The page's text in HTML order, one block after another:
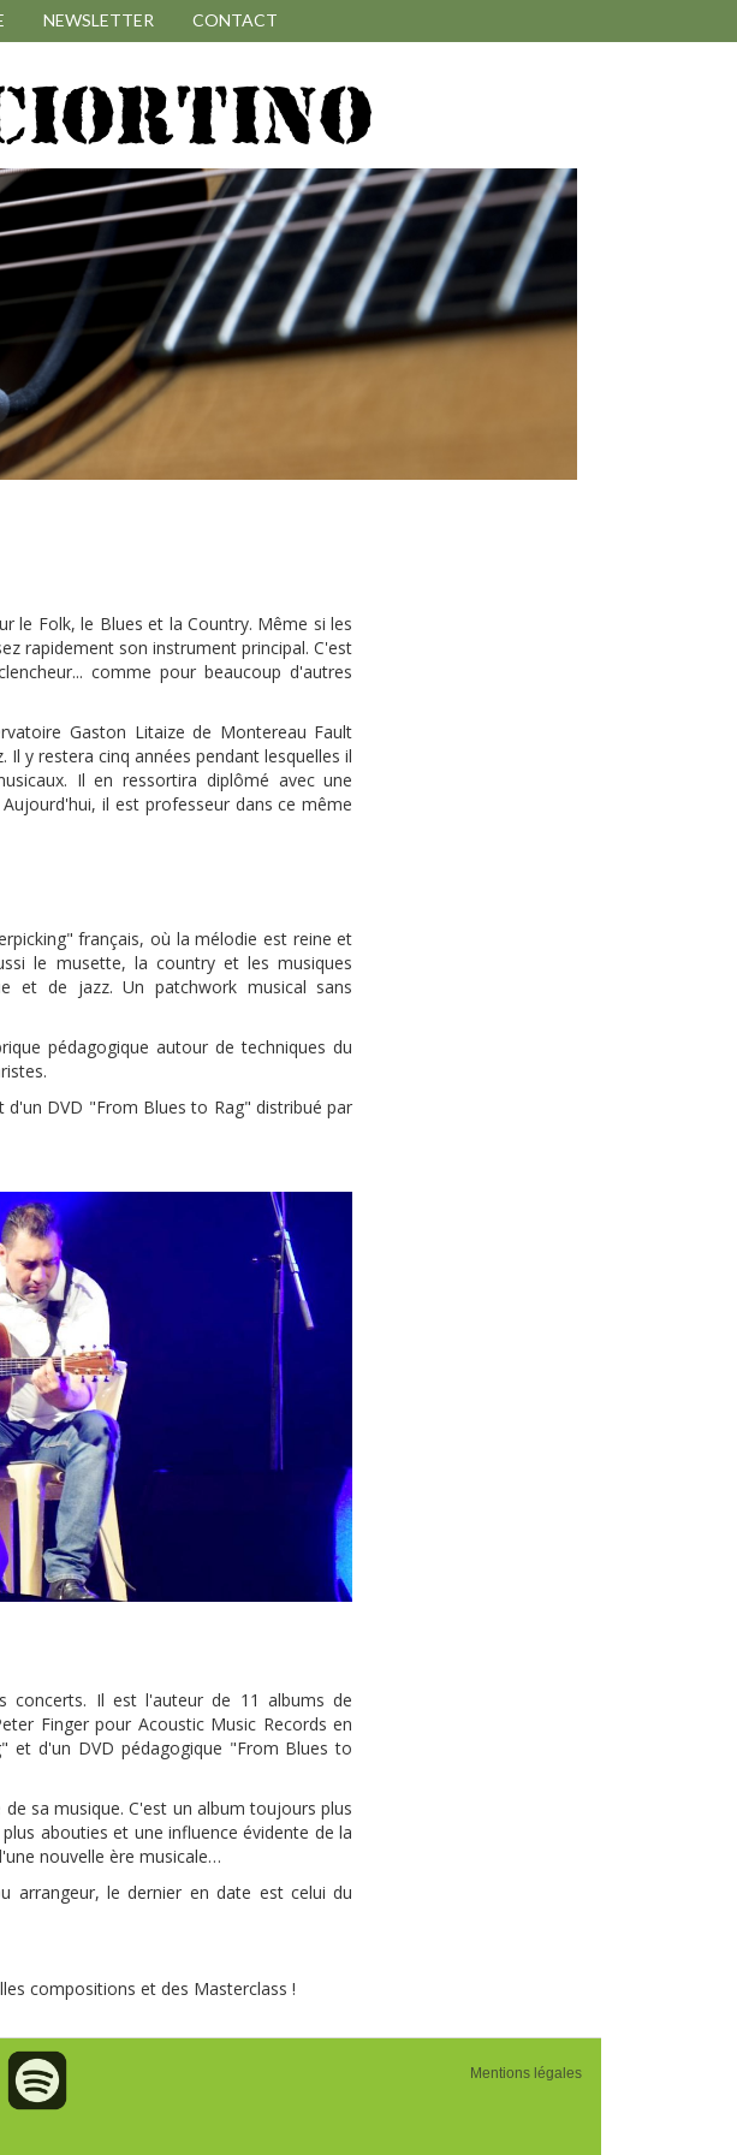
NEWSLETTER CONTACT
le Folk, le Blues et la Country. Même si les
rapidement son instrument principal. C'est
comme pour beaucoup d'autres
Gaston Litaize de Montereau Fault
Il y restera cinq années pendant lesquelles il
Il en ressortira diplômé avec une
il est professeur dans ce même
français, où la mélodie est reine et
le musette, la country et les musiques
et de jazz. Un patchwork musical sans
pédagogique autour de techniques du
DVD "From Blues to Rag" distribué par
concerts. Il est l'auteur de 11 albums de
Finger pour Acoustic Music Records en
et d'un DVD pédagogique "From Blues to
sa musique. C'est un album toujours plus
abouties et une influence évidente de la
nouvelle ère musicale…
arrangeur, le dernier en date est celui du
compositions et des Masterclass !
Mentions légales